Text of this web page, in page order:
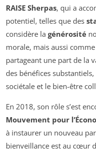
RAISE Sherpas, qui a
potentiel, telles que des
considère la générosité
morale, mais aussi
partageant une part de la
des bénéfices
sociétale et le bien-être
En 2018, son rôle s’est
Mouvement pour
à instaurer un nouveau
bienveillance est au cœur